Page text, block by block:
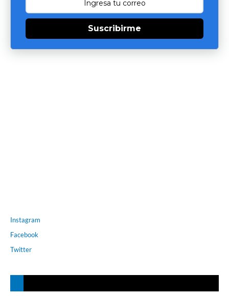
Suscribirme
Instagram
Facebook
Twitter